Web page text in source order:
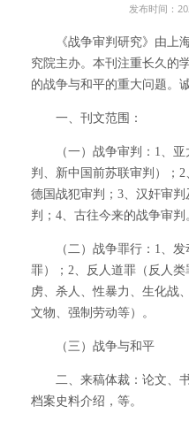
发布时间：
《战争审判研究》由上
究院主办。本刊注重长久的
的战争与和平的重大问题。
一、刊文范围：
（一）战争审判：1、
判、新中国前苏联审判）；
德国战犯审判；3、汉奸审
判；4、古往今来的战争审判
（二）战争罪行：1、
罪）；2、反人道罪（反人
虏、杀人、性暴力、生化战
文物、强制劳动等）。
（三）战争与和平
二、来稿体裁：论文、
档案史料介绍，等。